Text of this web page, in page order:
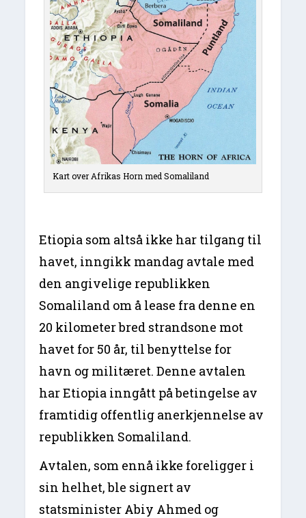
Kart over Afrikas Horn med Somaliland
Etiopia som altså ikke har tilgang til
havet, inngikk mandag avtale med
den angivelige republikken
Somaliland om å lease fra denne en
20 kilometer bred strandsone mot
havet for 50 år, til benyttelse for
havn og militæret. Denne avtalen
har Etiopia inngått på betingelse av
framtidig offentlig anerkjennelse av
republikken Somaliland.
Avtalen, som ennå ikke foreligger i
sin helhet, ble signert av
statsminister Abiy Ahmed og